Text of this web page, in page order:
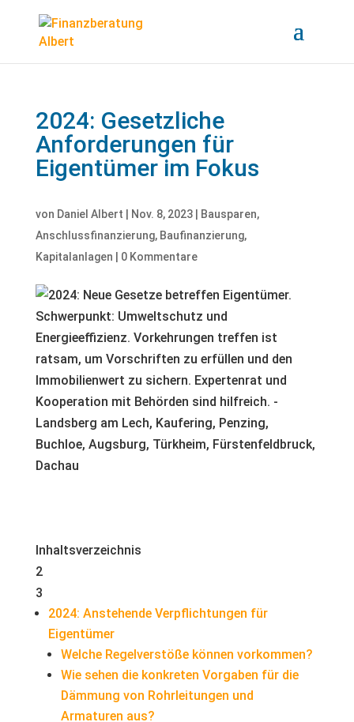
2024: Gesetzliche
Anforderungen für
Eigentümer im Fokus
von Daniel Albert Nov. 8, 2023| Bausparen,
Anschlussfinanzierung, Baufinanzierung,
Kapitalanlagen
0 Kommentare
Inhaltsverzeichnis
2
3
2024: Anstehende Verpflichtungen für
Eigentümer
Welche Regelverstöße können vorkommen?
Wie sehen die konkreten Vorgaben für die
Dämmung von Rohrleitungen und
Armaturen aus?